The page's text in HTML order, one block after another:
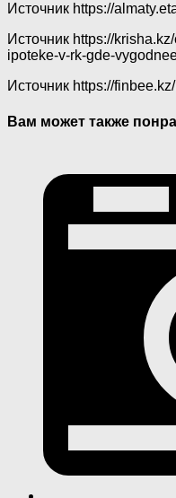
Источник https://
Источник https://
ipoteke-v-rk-gde-
Источник https://
Вам может также